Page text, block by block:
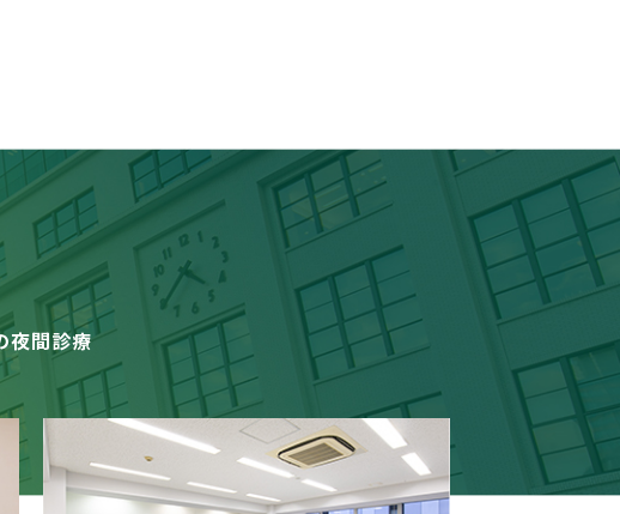
夜間診療